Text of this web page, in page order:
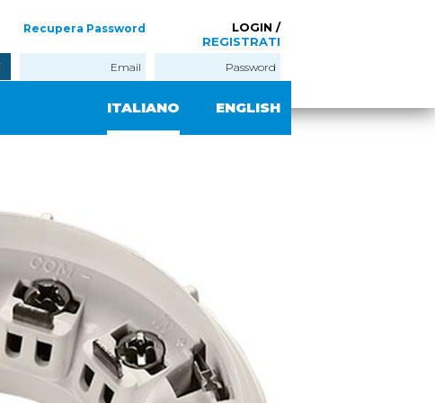
LOGIN /
REGISTRATI
Recupera Password
ENGLISH
ITALIANO